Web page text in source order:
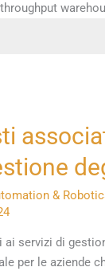
&
servizi di
per le aziende